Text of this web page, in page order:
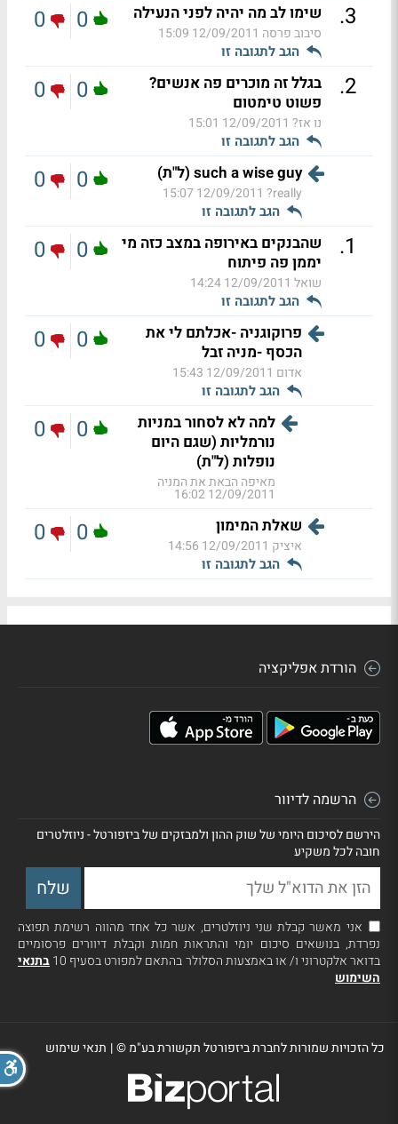
3
. שימו לב מה יהיה לפני הנעילה
סיבוב פרסה 12/09/2011 15:09
הגב לתגובה זו
0
0
2
.
בגלל זה מוכרים פה אנשים?
פשוט טימטום
נו אז? 12/09/2011 15:01
הגב לתגובה זו
0
0
such a wise guy (ל"ת)
really?
12/09/2011 15:07
הגב לתגובה זו
0
0
1
.
שהבנקים באירופה במצב כזה מי
יממן פה פיתוח
שואל 12/09/2011 14:24
הגב לתגובה זו
0
0
פרוקוגניה -אכלתם לי את
הכסף -מניה זבל
אדום 12/09/2011 15:43
הגב לתגובה זו
0
0
למה לא לסחור במניות
נורמליות (שגם היום
נופלות (ל"ת)
מאיפה הבאת את המניה
12/09/2011 16:02
0
0
שאלת המימון
איציק 12/09/2011 14:56
הגב לתגובה זו
0
0
הורדת אפליקציה
הרשמה לדיוור
הירשם לסיכום היומי של שוק ההון ולמבזקים של ביזפורטל - ניוזלטרים
חובה לכל משקיע
אני מאשר קבלת שני ניוזלטרים, אשר כל אחד מהווה רשימת תפוצה
נפרדת, בנושאים סיכום יומי והתראות חמות וקבלת דיוורים פרסומיים
בדואר אלקטרוני ו/ או באמצעות הסלולר בהתאם למפורט בסעיף 10
בתנאי
השימוש
כל הזכויות שמורות לחברת ביזפורטל תקשורת בע"מ ©| תנאי שימוש